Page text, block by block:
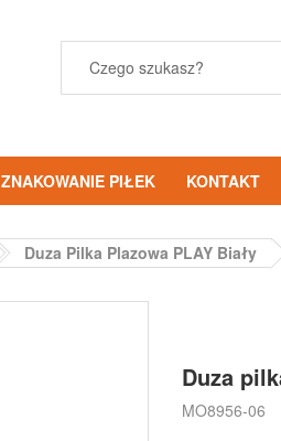
ZNAKOWANIE PIŁEK KONTAKT
Duza Pilka Plazowa PLAY Biały
Duza
MO8956-06